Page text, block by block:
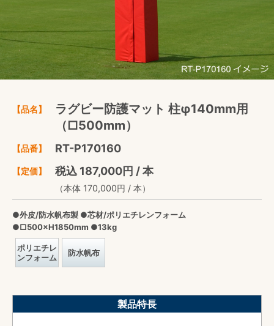
【品名】
ラグビー防護マット 柱φ140mm用
（□500mm）
【品番】 RT-P170160
【定価】 税込 187,000円 / 本
（本体 170,000円 / 本）
●外皮/防水帆布製 ●芯材/ポリエチレンフォーム
●□500×H1850mm ●13kg
ポリエチレ
ンフォーム
防水帆布
製品特長